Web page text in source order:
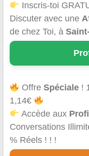
Inscris-toi
Discuter avec une
de chez Toi, à
OffreSpéciale !
1,14€
Accède aux
Conversations
% Réels ! ! !